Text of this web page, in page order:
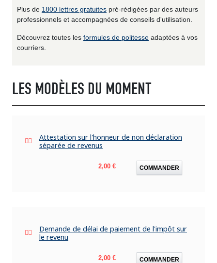
Plus de 1800 lettres gratuites pré-rédigées par des auteurs
professionnels et accompagnées de conseils d'utilisation.
Découvrez toutes les formules de politesse adaptées à vos
courriers.
LES MODÈLES DU MOMENT
Attestation sur l'honneur de non déclaration
séparée de revenus
Prix
2,00 € COMMANDER
Demande de délai de paiement de l'impôt sur
le revenu
Prix
2,00 € COMMANDER